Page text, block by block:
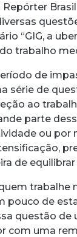
“GIG, a
trabalho
de
série de
ao
parte
ou por
de
trabalhe
pouco de
questão de
com uma